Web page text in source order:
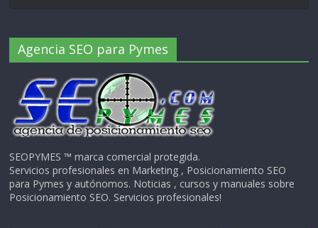
Agencia SEO para Pymes
SEOPYMES ™ marca comercial protegida.
Servicios profesionales en Marketing , Posicionamiento SEO
para Pymes y autónomos. Noticias , cursos y manuales sobre
Posicionamiento SEO. Servicios profesionales!